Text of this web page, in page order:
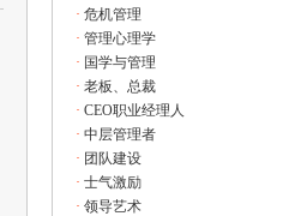
· 危机管理
· 管理心理学
· 国学与管理
· 老板、总裁
· CEO职业经理人
· 中层管理者
· 团队建设
· 士气激励
· 领导艺术